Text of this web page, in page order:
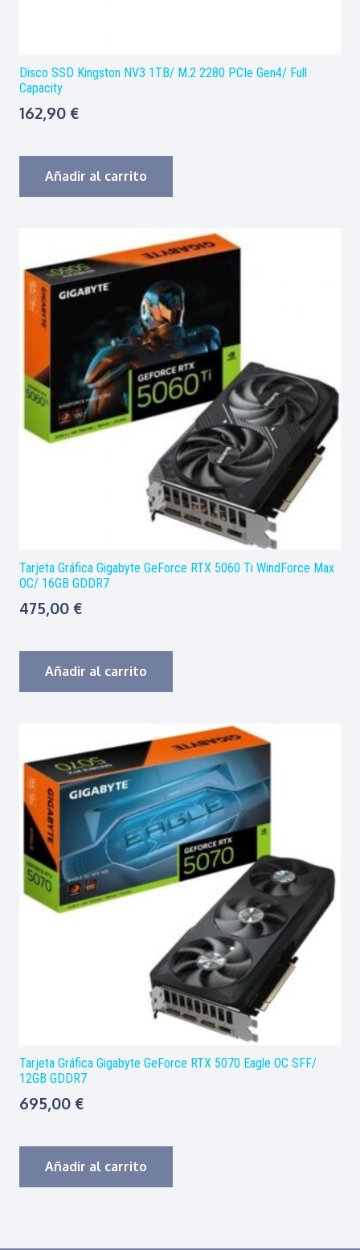
Disco SSD Kingston NV3 1TB/ M.2 2280 PCIe Gen4/ Full
Capacity
162,90 €
Añadir al carrito
Tarjeta Gráfica Gigabyte GeForce RTX 5060 Ti WindForce Max
OC/ 16GB GDDR7
475,00 €
Añadir al carrito
Tarjeta Gráfica Gigabyte GeForce RTX 5070 Eagle OC SFF/
12GB GDDR7
695,00 €
Añadir al carrito